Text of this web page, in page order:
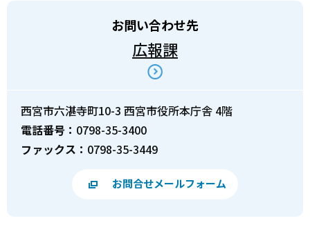
お問い合わせ先
広報課
西宮市六湛寺町10-3 西宮市役所本庁舎 4階
電話番号： 0798-35-3400
ファックス： 0798-35-3449
お問合せメールフォーム